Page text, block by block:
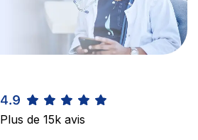
Plus de 15k avis